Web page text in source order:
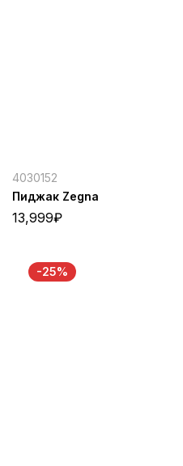
4030152
Пиджак Zegna
13,999₽
-25%